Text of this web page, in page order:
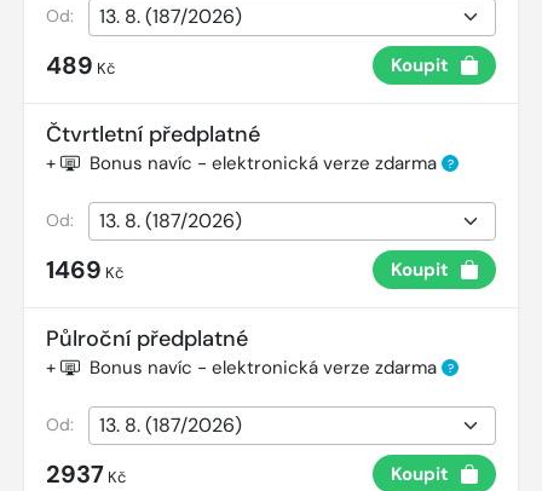
Od:
489 Kč Koupit
Čtvrtletní předplatné
+ Bonus navíc - elektronická verze zdarma ?
Od:
1469 Kč Koupit
Půlroční předplatné
+ Bonus navíc - elektronická verze zdarma ?
Od:
2937 Kč Koupit